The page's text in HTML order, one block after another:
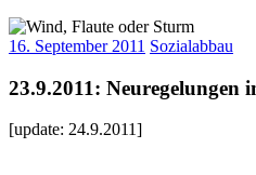
16. September 2011 Sozialabbau
23.9.2011: Neuregelungen
[update: 24.9.2011]